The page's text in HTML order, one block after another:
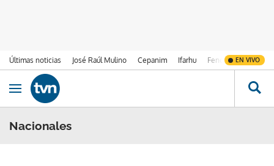
Últimas noticias José Raúl Mulino Cepanim Ifarhu Fenómeno de El
EN VIVO
Ir al contenido
Obrir navegació
Nacionales